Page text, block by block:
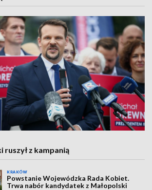
ruszył z kampanią
KRAKÓW
Powstanie Wojewódzka Rada Kobiet.
Trwa nabór kandydatek z Małopolski